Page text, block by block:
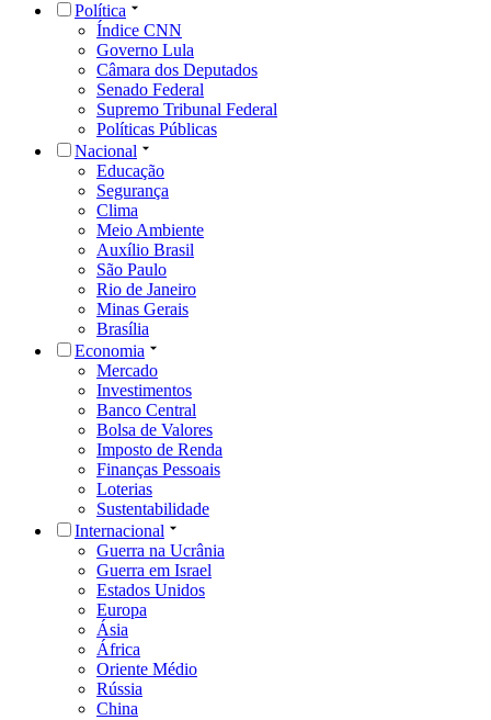
Política
Índice CNN
Governo Lula
Câmara dos Deputados
Senado Federal
Supremo Tribunal Federal
Políticas Públicas
Nacional
Educação
Segurança
Clima
Meio Ambiente
Auxílio Brasil
São Paulo
Rio de Janeiro
Minas Gerais
Brasília
Economia
Mercado
Investimentos
Banco Central
Bolsa de Valores
Imposto de Renda
Finanças Pessoais
Loterias
Sustentabilidade
Internacional
Guerra na Ucrânia
Guerra em Israel
Estados Unidos
Europa
Ásia
África
Oriente Médio
Rússia
China